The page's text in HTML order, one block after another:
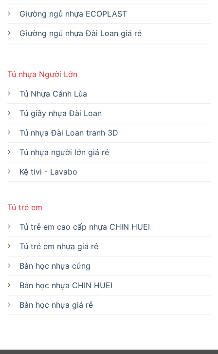
Tủ nhựa Người Lớn
Tủ Nhựa Cánh Lùa
Tủ giầy nhựa Đài Loan
Tủ nhựa Đài Loan tranh 3D
Tủ nhựa người lớn giá rẻ
Kệ tivi - Lavabo
Tủ trẻ em
Tủ trẻ em cao cấp nhựa CHIN HUEI
Tủ trẻ em nhựa giá rẻ
Bàn học nhựa cứng
Bàn học nhựa CHIN HUEI
Bàn học nhựa giá rẻ
Giường ngủ nhựa ECOPLAST
Giường ngủ nhựa Đài Loan giá rẻ